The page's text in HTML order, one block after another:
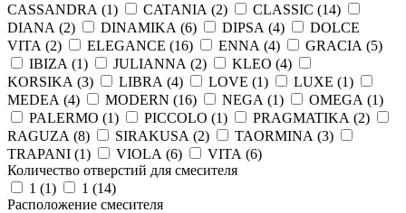
CASSANDRA (1) CATANIA (2) CLASSIC (14)
DIANA (2) DINAMIKA (6) DIPSA (4)
DOLCE
VITA (2) ELEGANCE (16) ENNA (4) GRACIA (5)
IBIZA (1) JULIANNA (2) KLEO (4)
KORSIKA (3) LIBRA (4) LOVE (1) LUXE (1)
MEDEA (4) MODERN (16) NEGA (1) OMEGA (1)
PALERMO (1) PICCOLO (1) PRAGMATIKA (2)
RAGUZA (8) SIRAKUSA (2) TAORMINA (3)
TRAPANI (1) VIOLA (6) VITA (6)
Количество отверстий для смесителя
1 (1) 1 (14)
Расположение смесителя